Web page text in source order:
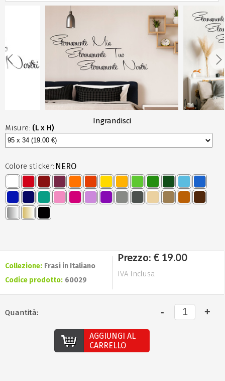
Ingrandisci
Collezione: Frasi in Italiano
Codice prodotto: 60029
Prezzo: € 19.00
IVA Inclusa
Misure: (L x H)
Colore sticker: NERO
Quantità:
AGGIUNGI AL
CARRELLO